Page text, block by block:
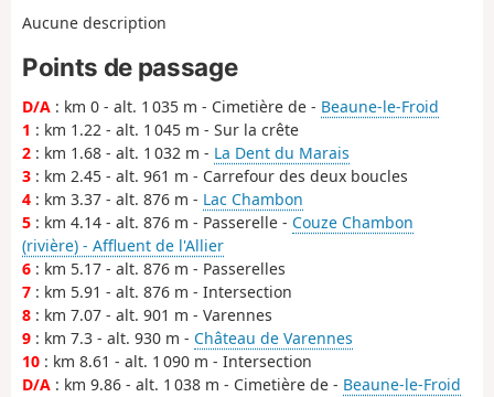
Aucune description
Points de passage
D/A : km 0 - alt. 1 035 m - Cimetière de - Beaune-le-Froid
1 : km 1.22 - alt. 1 045 m - Sur la crête
2 : km 1.68 - alt. 1 032 m - La Dent du Marais
3 : km 2.45 - alt. 961 m - Carrefour des deux boucles
4 : km 3.37 - alt. 876 m - Lac Chambon
5 : km 4.14 - alt. 876 m - Passerelle - Couze Chambon
(rivière) - Affluent de l'Allier
6 : km 5.17 - alt. 876 m - Passerelles
7 : km 5.91 - alt. 876 m - Intersection
8 : km 7.07 - alt. 901 m - Varennes
9 : km 7.3 - alt. 930 m - Château de Varennes
10 : km 8.61 - alt. 1 090 m - Intersection
D/A : km 9.86 - alt. 1 038 m - Cimetière de - Beaune-le-Froid